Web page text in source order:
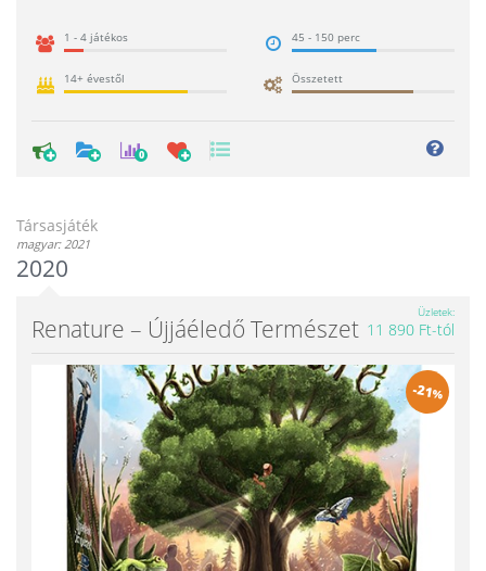
1 - 4 játékos 45 - 150 perc
14+ évestől Összetett
0
Társasjáték
magyar: 2021
2020
Renature – Újjáéledő Természet
Üzletek
11 890 Ft-tól
-21%